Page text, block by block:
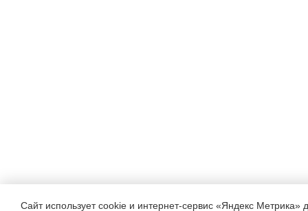
Сайт использует cookie и интернет-сервис «Яндекс Метрика»